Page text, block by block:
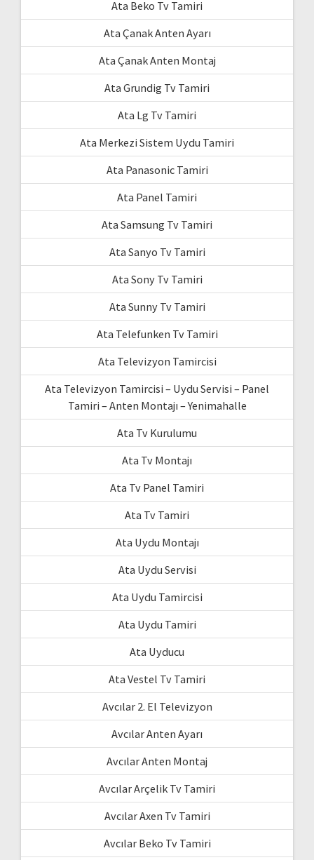
Ata Beko Tv Tamiri
Ata Çanak Anten Ayarı
Ata Çanak Anten Montaj
Ata Grundig Tv Tamiri
Ata Lg Tv Tamiri
Ata Merkezi Sistem Uydu Tamiri
Ata Panasonic Tamiri
Ata Panel Tamiri
Ata Samsung Tv Tamiri
Ata Sanyo Tv Tamiri
Ata Sony Tv Tamiri
Ata Sunny Tv Tamiri
Ata Telefunken Tv Tamiri
Ata Televizyon Tamircisi
Ata Televizyon Tamircisi – Uydu Servisi – Panel
Tamiri – Anten Montajı – Yenimahalle
Ata Tv Kurulumu
Ata Tv Montajı
Ata Tv Panel Tamiri
Ata Tv Tamiri
Ata Uydu Montajı
Ata Uydu Servisi
Ata Uydu Tamircisi
Ata Uydu Tamiri
Ata Uyducu
Ata Vestel Tv Tamiri
Avcılar 2. El Televizyon
Avcılar Anten Ayarı
Avcılar Anten Montaj
Avcılar Arçelik Tv Tamiri
Avcılar Axen Tv Tamiri
Avcılar Beko Tv Tamiri